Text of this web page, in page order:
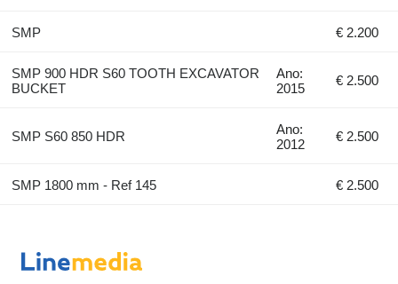
SMP € 2.200
SMP 900 HDR S60 TOOTH EXCAVATOR
BUCKET
Ano:
2015
€ 2.500
SMP S60 850 HDR
Ano:
2012
€ 2.500
SMP 1800 mm - Ref 145 € 2.500